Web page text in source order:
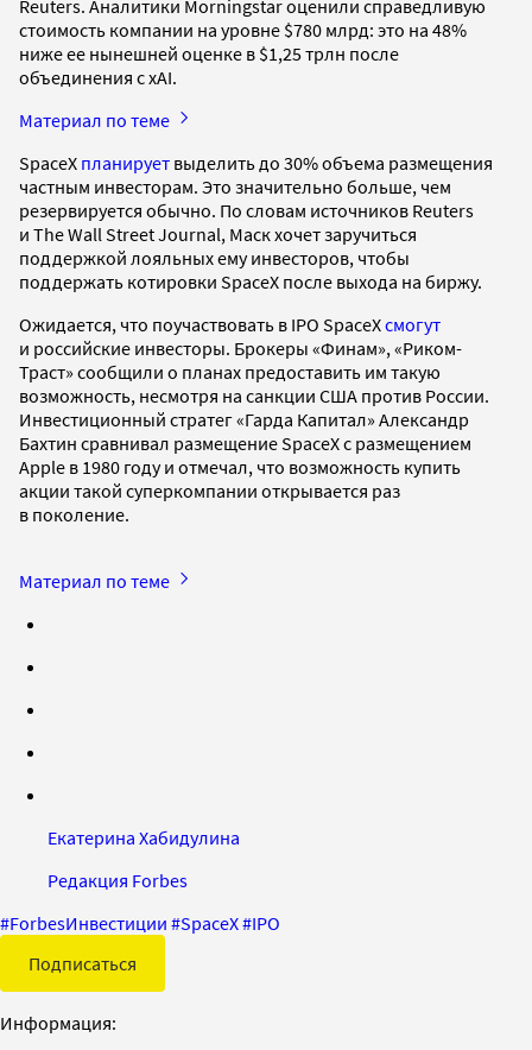
Reuters. Аналитики Morningstar оценили справедливую
стоимость компании на уровне $780 млрд: это на 48%
ниже ее нынешней оценке в $1,25 трлн после
объединения с xAI.
Материал по теме
SpaceX планирует выделить до 30% объема размещения
частным инвесторам. Это значительно больше, чем
резервируется обычно. По словам источников Reuters
и The Wall Street Journal, Маск хочет заручиться
поддержкой лояльных ему инвесторов, чтобы
поддержать котировки SpaceX после выхода на биржу.
Ожидается, что поучаствовать в IPO SpaceXсмогут
и российские инвесторы. Брокеры «Финам», «Риком-
Траст» сообщили о планах предоставить им такую
возможность, несмотря на санкции США против России.
Инвестиционный стратег «Гарда Капитал» Александр
Бахтин сравнивал размещение SpaceX с размещением
Apple в 1980 году и отмечал, что возможность купить
акции такой суперкомпании открывается раз
в поколение.
Материал по теме
Екатерина Хабидулина
Редакция Forbes
#ForbesИнвестиции #SpaceX#IPO
Подписаться
Информация: